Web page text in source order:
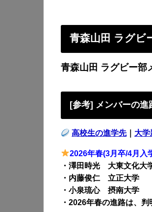
青森山田 ラグビ
青森山田 ラグビー部
[参考] メンバーの進
高校生の進学先｜ 大学
2026年春(3月卒/4月入
・澤田時光 大東文化大
・内藤俊仁 立正大学
・小泉琉心 摂南大学
・2026年春の進路は、